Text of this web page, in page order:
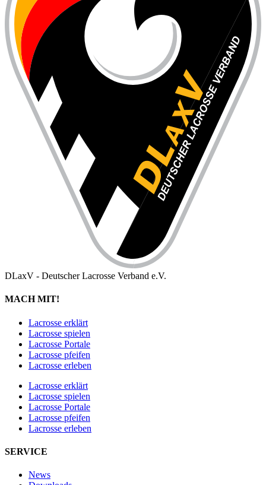
DLaxV - Deutscher Lacrosse Verband e.V.
MACH MIT!
Lacrosse erklärt
Lacrosse spielen
Lacrosse Portale
Lacrosse pfeifen
Lacrosse erleben
Lacrosse erklärt
Lacrosse spielen
Lacrosse Portale
Lacrosse pfeifen
Lacrosse erleben
SERVICE
News